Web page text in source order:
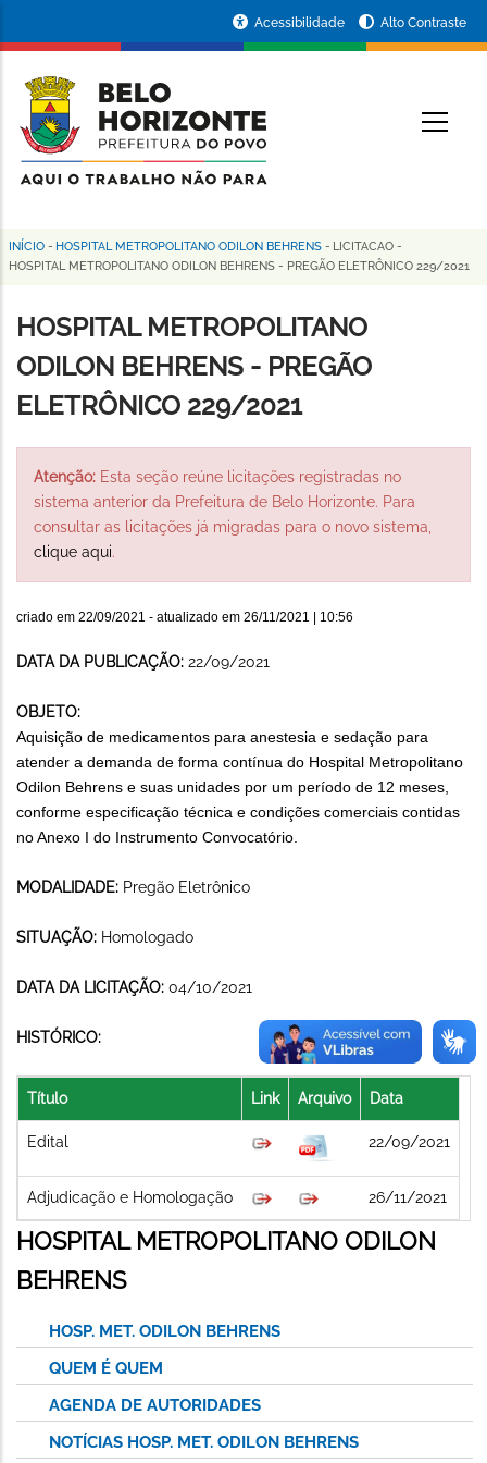
conteúdo
principal
da
Prefeitura
de
Horizonte
Acessibilidade Alto Contraste
Trilha
navegação
INÍCIO - HOSPITAL METROPOLITANO ODILON BEHRENS - LICITACAO -
HOSPITAL METROPOLITANO ODILON BEHRENS - PREGÃO ELETRÔNICO 229/2021
HOSPITAL METROPOLITANO
ODILON BEHRENS - PREGÃO
ELETRÔNICO 229/2021
Atenção: Esta seção reúne licitações registradas no
sistema anterior da Prefeitura de Belo Horizonte. Para
consultar as licitações já migradas para o novo sistema,
clique aqui.
criado em 22/09/2021 - atualizado em 26/11/2021 | 10:56
DATA DA PUBLICAÇÃO: 22/09/2021
OBJETO:
Aquisição de medicamentos para anestesia e sedação para
atender a demanda de forma contínua do Hospital Metropolitano
Odilon Behrens e suas unidades por um período de 12 meses,
conforme especificação técnica e condições comerciais contidas
no Anexo I do Instrumento Convocatório.
MODALIDADE: Pregão Eletrônico
SITUAÇÃO: Homologado
DATA DA LICITAÇÃO: 04/10/2021
HISTÓRICO:
Título Link Arquivo Data
Edital 22/09/2021
Adjudicação e Homologação 26/11/2021
HOSPITAL METROPOLITANO ODILON
BEHRENS
HOSP. MET. ODILON BEHRENS
QUEM É QUEM
AGENDA DE AUTORIDADES
NOTÍCIAS HOSP. MET. ODILON BEHRENS